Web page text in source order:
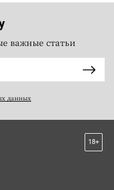
важные статьи
данных
18+